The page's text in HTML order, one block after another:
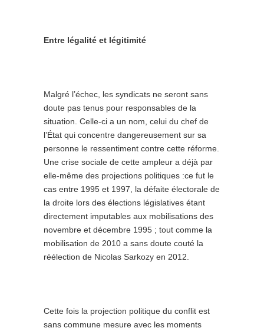
Entre légalité et légitimité
Malgré l’échec, les syndicats ne seront sans
doute pas tenus pour responsables de la
situation. Celle-ci a un nom, celui du chef de
l’État qui concentre dangereusement sur sa
personne le ressentiment contre cette réforme.
Une crise sociale de cette ampleur a déjà par
elle-même des projections politiques :ce fut le
cas entre 1995 et 1997, la défaite électorale de
la droite lors des élections législatives étant
directement imputables aux mobilisations des
novembre et décembre 1995 ; tout comme la
mobilisation de 2010 a sans doute couté la
réélection de Nicolas Sarkozy en 2012.
Cette fois la projection politique du conflit est
sans commune mesure avec les moments